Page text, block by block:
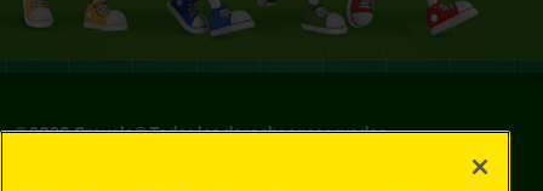
©2026Crayola® Todos los derechos reservados.